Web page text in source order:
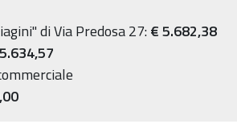
di Via Predosa 27:€5.682,38